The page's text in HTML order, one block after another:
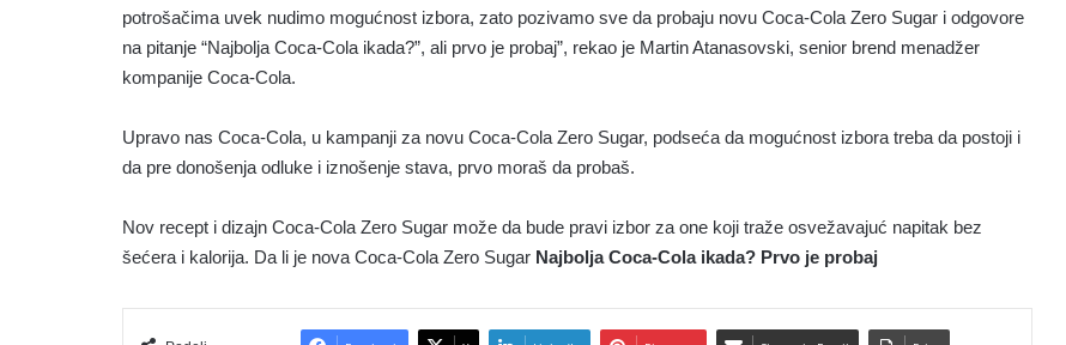
potrošačima uvek nudimo mogućnost izbora, zato pozivamo sve da probaju novu Coca-Cola Zero Sugar i odgovore
na pitanje “Najbolja Coca-Cola ikada?”, ali prvo je probaj”, rekao je Martin Atanasovski, senior brend menadžer
kompanije Coca-Cola.
Upravo nas Coca-Cola, u kampanji za novu Coca-Cola Zero Sugar, podseća da mogućnost izbora treba da postoji i
da pre donošenja odluke i iznošenje stava, prvo moraš da probaš.
Nov recept i dizajn Coca-Cola Zero Sugar može da bude pravi izbor za one koji traže osvežavajuć napitak bez
šećera i kalorija. Da li je nova Coca-Cola Zero Sugar Najbolja Coca-Cola ikada? Prvo je probaj